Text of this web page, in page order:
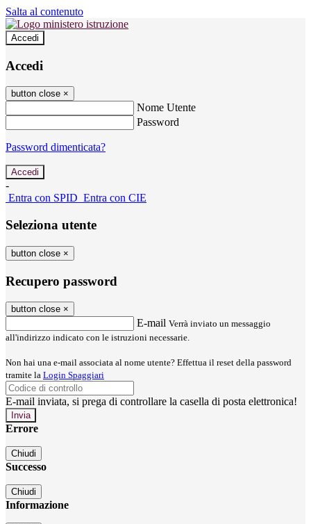
Salta al contenuto
Accedi
Accedi
button close ×
Nome Utente
Password
Password dimenticata?
-
Entra con SPID Entra con CIE
Seleziona utente
button close ×
Recupero password
button close ×
E-mail Verrà inviato un messaggio
all'indirizzo indicato con le istruzioni necessarie.
Non hai una e-mail associata al nome utente? Effettua il reset della password
tramite la Login Spaggiari
E-mail inviata, si prega di controllare la casella di posta elettronica!
Errore
Chiudi
Successo
Chiudi
Informazione